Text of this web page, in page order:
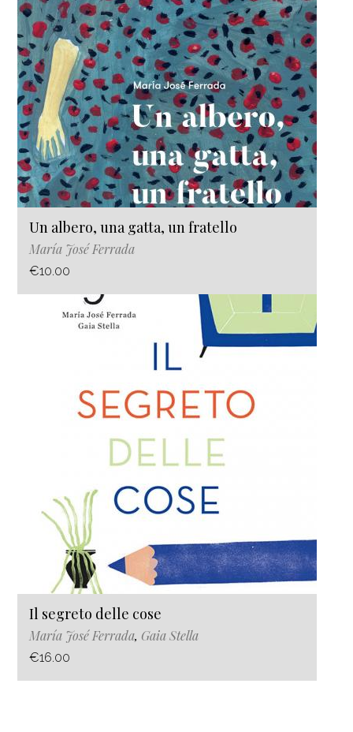
Un albero, una gatta, un fratello
María José Ferrada
€10.00
Il segreto delle cose
María José Ferrada, Gaia Stella
€16.00